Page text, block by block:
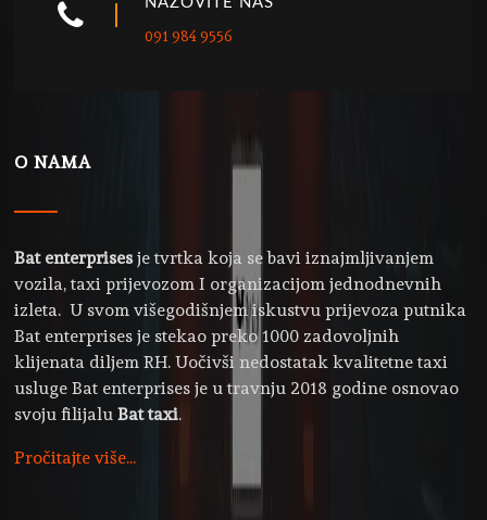
091 984 9556
O NAMA
Bat enterprises je tvrtka koja se bavi iznajmljivanjem
vozila, taxi prijevozom I organizacijom jednodnevnih
izleta. U svom višegodišnjem iskustvu prijevoza putnika
Bat enterprises je stekao preko 1000 zadovoljnih
klijenata diljem RH. Uočivši nedostatak kvalitetne taxi
usluge Bat enterprises je u travnju 2018 godine osnovao
svoju filijaluBat taxi.
Pročitajte više...